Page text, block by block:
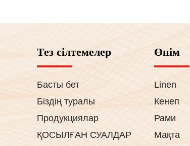
Тез сілтемелер
Басты бет
Біздің туралы
Продукциялар
ҚОСЫЛҒАН СУАЛДАР
Өнім
Linen
Кенеп
Рами
Мақта